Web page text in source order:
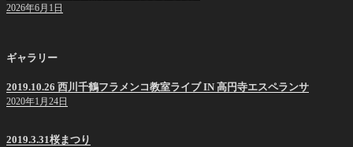
2026年6月1日
ギャラリー
2019.10.26 西川千鶴フラメンコ教室ライブ IN 高円寺エスペランサ
2020年1月24日
2019.3.31桜まつり